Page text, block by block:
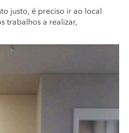
justo, é preciso ir ao local
trabalhos a realizar,